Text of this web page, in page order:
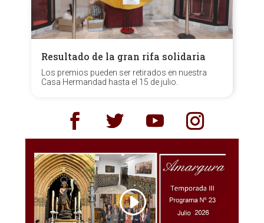
Resultado de la gran rifa solidaria
Los premios pueden ser retirados en nuestra
Casa Hermandad hasta el 15 de julio.